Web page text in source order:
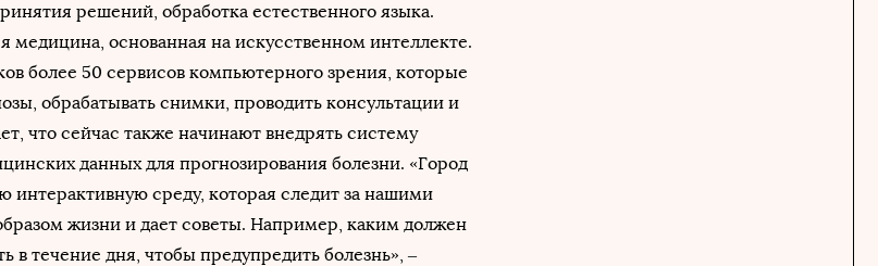
решений, обработка естественного языка.
медицина, основанная на искусственном интеллекте.
более 50 сервисов компьютерного зрения, которые
обрабатывать снимки, проводить консультации и
что сейчас также начинают внедрять систему
данных для прогнозирования болезни. «Город
интерактивную среду, которая следит за нашими
жизни и дает советы. Например, каким должен
в течение дня, чтобы предупредить болезнь», –